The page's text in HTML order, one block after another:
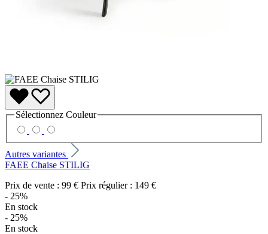
Sélectionnez Couleur
Autres variantes
FAEE Chaise STILIG
Prix de vente : 99 € Prix régulier : 149 €
- 25%
En stock
- 25%
En stock